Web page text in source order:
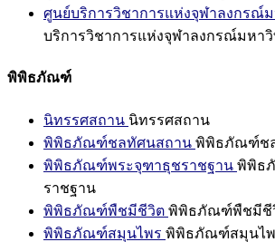
ศูนย์บริการวิชาการแห่งจุฬาลงกรณ์
บริการวิชาการแห่งจุฬาลงกรณ์มหา
พิพิธภัณฑ์
นิทรรศสถาน นิทรรศสถาน
พิพิธภัณฑ์ชลทัศนสถาน พิพิธภัณฑ์ช
พิพิธภัณฑ์พระจุฑาธุชราชฐาน พิพิธ
ราชฐาน
พิพิธภัณฑ์พืชมีชีวิต พิพิธภัณฑ์พืชมีชี
พิพิธภัณฑ์สมุนไพร พิพิธภัณฑ์สมุนไ